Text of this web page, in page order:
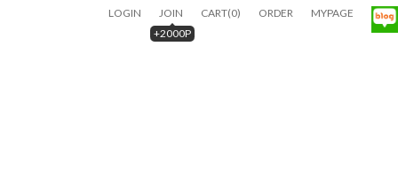
LOGIN
JOIN
+2000P
CART(0) ORDER MYPAGE